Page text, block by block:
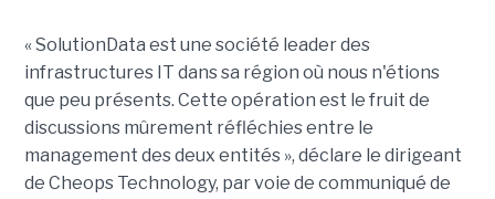
«SolutionData est une société leader des
infrastructures IT dans sa région où nous n'étions
que peu présents. Cette opération est le fruit de
discussions mûrement réfléchiesentre le
management des deux entités », déclare le dirigeant
de Cheops Technology, par voie de communiqué de